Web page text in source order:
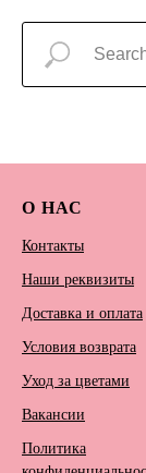
О НАС
Контакты
Наши реквизиты
Доставка и оплата
Условия возврата
Уход за цветами
Вакансии
Политика